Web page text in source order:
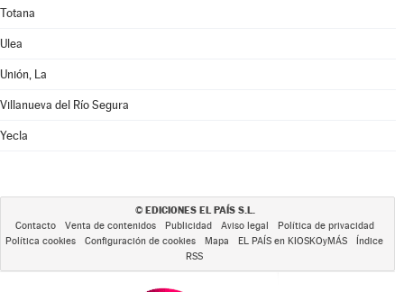
Totana
Ulea
Unión, La
Villanueva del Río Segura
Yecla
© EDICIONES EL PAÍS S.L.
Contacto Venta de contenidos Publicidad Aviso legal
Política de privacidad
Política cookies
Configuración de cookies Mapa EL PAÍS en KIOSKOyMÁS
Índice
RSS